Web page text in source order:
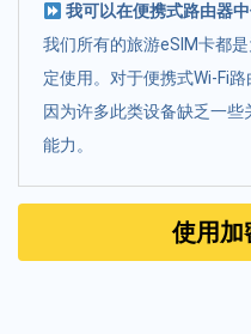
我可以在便携式路由器
我们所有的旅游eSIM卡都
定使用。对于便携式Wi-Fi
因为许多此类设备缺乏一
能力。
使用加